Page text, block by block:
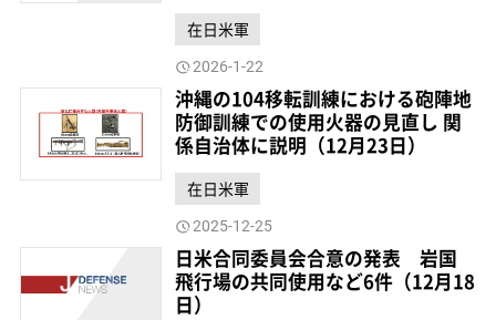
在日米軍
2026-1-22
沖縄の104移転訓練における砲陣地
防御訓練での使用火器の見直し 関
係自治体に説明（12月23日）
在日米軍
2025-12-25
日米合同委員会合意の発表 岩国
飛行場の共同使用など6件（12月18
日）